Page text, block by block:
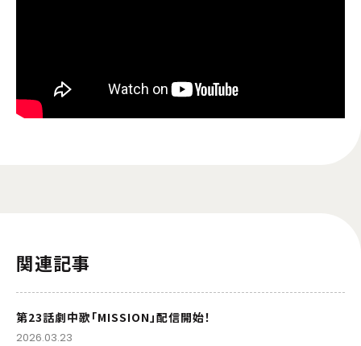
関連記事
第23話劇中歌「MISSION」配信開始！
2026.03.23